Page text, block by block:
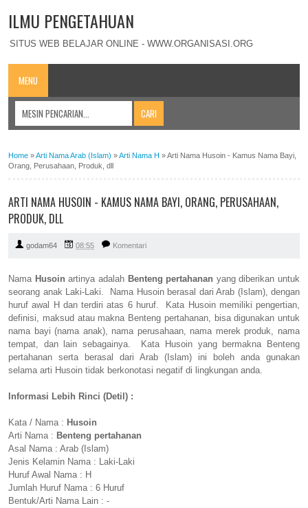
ILMU PENGETAHUAN
SITUS WEB BELAJAR ONLINE - WWW.ORGANISASI.ORG
MENU
Home »Arti Nama Arab (Islam) »Arti Nama H »Arti Nama Husoin - Kamus Nama Bayi,
Orang, Perusahaan, Produk, dll
ARTI NAMA HUSOIN - KAMUS NAMA BAYI, ORANG, PERUSAHAAN,
PRODUK, DLL
godam64 08:55 Komentari
Nama Husoin artinya adalah Benteng pertahanan yang diberikan untuk
seorang anak Laki-Laki. Nama Husoin berasal dari Arab (Islam), dengan
huruf awal H dan terdiri atas 6 huruf. Kata Husoin memiliki pengertian,
definisi, maksud atau makna Benteng pertahanan, bisa digunakan untuk
nama bayi (nama anak), nama perusahaan, nama merek produk, nama
tempat, dan lain sebagainya. Kata Husoin yang bermakna Benteng
pertahanan serta berasal dari Arab (Islam) ini boleh anda gunakan
selama arti Husoin tidak berkonotasi negatif di lingkungan anda.
Informasi Lebih Rinci (Detil) :
Kata / Nama : Husoin
Arti Nama : Benteng pertahanan
Asal Nama : Arab (Islam)
Jenis Kelamin Nama : Laki-Laki
Huruf Awal Nama : H
Jumlah Huruf Nama : 6 Huruf
Bentuk/Arti Nama Lain : -